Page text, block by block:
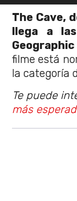
The Cave,
llega a
filme está
la categoría
Te puede
más